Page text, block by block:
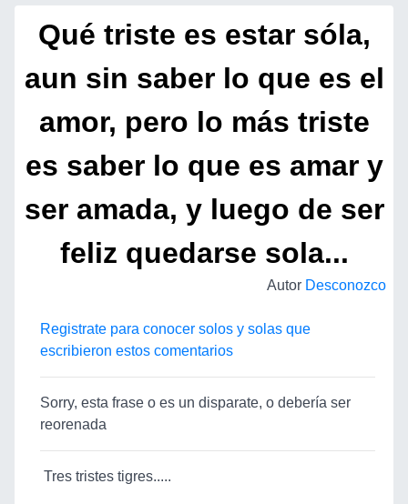
Qué triste es estar sóla,
aun sin saber lo que es el
amor, pero lo más triste
es saber lo que es amar y
ser amada, y luego de ser
feliz quedarse sola...
Autor Desconozco
Registrate para conocer solos y solas que
escribieron estos comentarios
Sorry, esta frase o es un disparate, o debería ser
reorenada
Tres tristes tigres.....